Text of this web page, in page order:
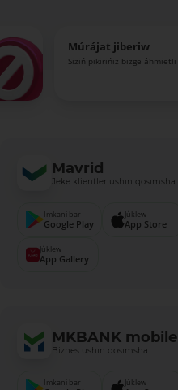
Múrájat jiberiw
Siziń pikirińiz bizge áhmietli
Mavrid
Jeke klientler ushın qosımsha
Imkani bar
Google Play
Júklew
App Store
Júklew
App Gallery
MKBANK mobile
Biznes ushın qosımsha
Imkani bar Júklew